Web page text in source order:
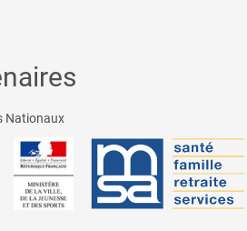
Nationaux